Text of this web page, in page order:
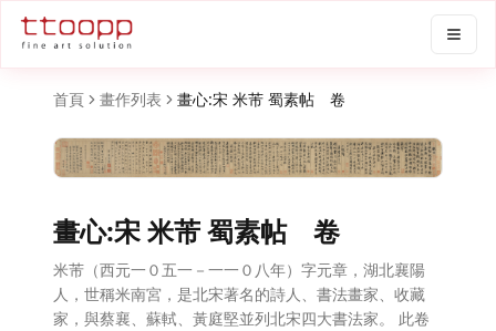
首頁 畫作列表 畫心:宋 米芾 蜀素帖 卷
畫心:宋 米芾 蜀素帖 卷
米芾（西元一０五一－一一０八年）字元章，湖北襄陽
人，世稱米南宮，是北宋著名的詩人、書法畫家、收藏
家，與蔡襄、蘇軾、黃庭堅並列北宋四大書法家。 此卷